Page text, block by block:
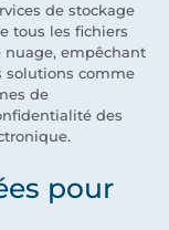
de stockage
tous les fichiers
nuage, empêchant
solutions comme
de
des
pour